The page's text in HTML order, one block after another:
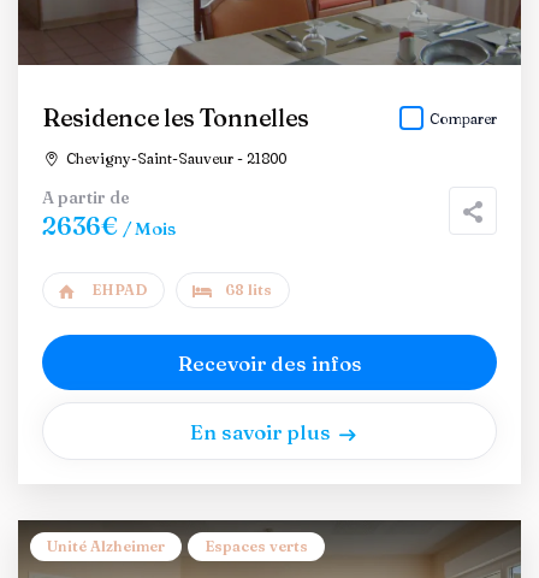
Residence les Tonnelles
Chevigny-Saint-Sauveur - 21800
Comparer
A partir de
2636€ / Mois
EHPAD 68 lits
Recevoir des infos
En savoir plus
Unité Alzheimer Espaces verts